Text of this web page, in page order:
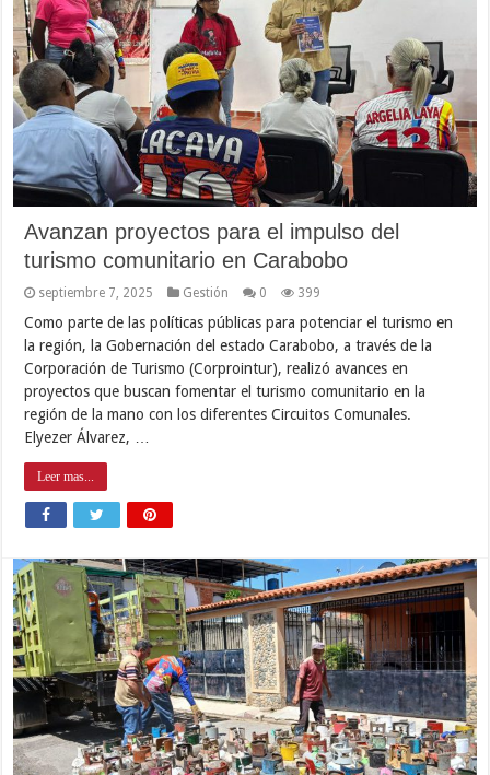
Avanzan proyectos para el impulso del
turismo comunitario en Carabobo
septiembre 7, 2025 Gestión 0 399
Como parte de las políticas públicas para potenciar el turismo en
la región, la Gobernación del estado Carabobo, a través de la
Corporación de Turismo (Corprointur), realizó avances en
proyectos que buscan fomentar el turismo comunitario en la
región de la mano con los diferentes Circuitos Comunales.
Elyezer Álvarez, …
Leer mas...